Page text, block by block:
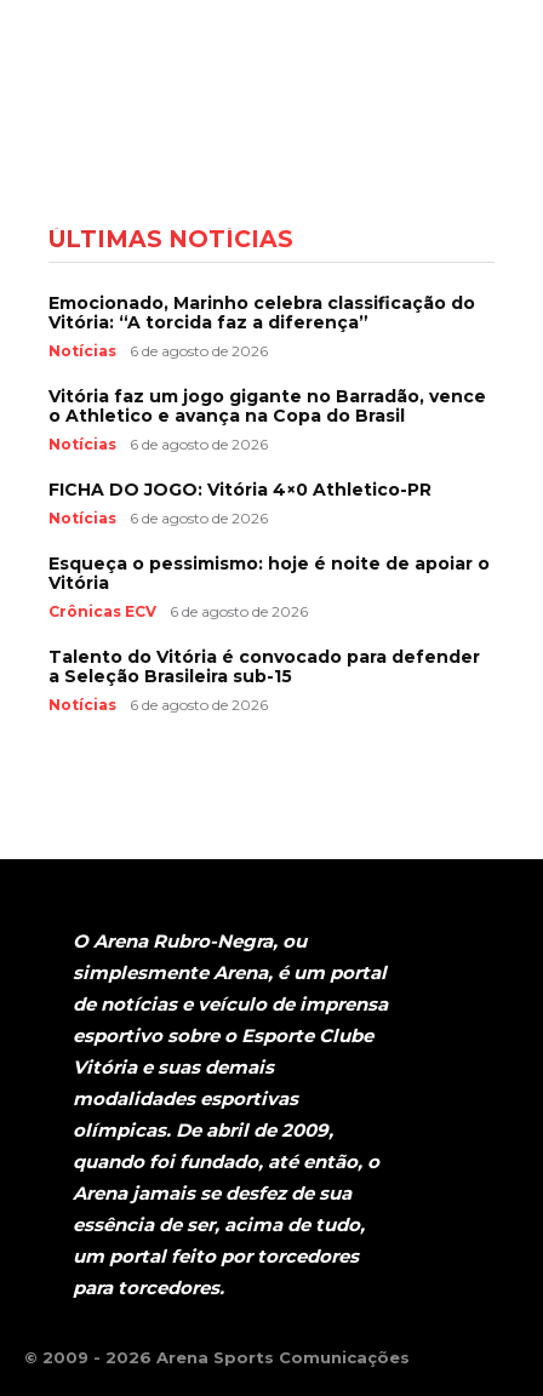
ÚLTIMAS NOTÍCIAS
Emocionado, Marinho celebra classificação do
Vitória: “A torcida faz a diferença”
Notícias 6 de agosto de 2026
Vitória faz um jogo gigante no Barradão, vence
o Athletico e avança na Copa do Brasil
Notícias 6 de agosto de 2026
FICHA DO JOGO: Vitória 4×0 Athletico-PR
Notícias 6 de agosto de 2026
Esqueça o pessimismo: hoje é noite de apoiar o
Vitória
Crônicas ECV 6 de agosto de 2026
Talento do Vitória é convocado para defender
a Seleção Brasileira sub-15
Notícias 6 de agosto de 2026
O Arena Rubro-Negra, ou
simplesmente Arena, é um portal
de notícias e veículo de imprensa
esportivo sobre o Esporte Clube
Vitória e suas demais
modalidades esportivas
olímpicas. De abril de 2009,
quando foi fundado, até então, o
Arena jamais se desfez de sua
essência de ser, acima de tudo,
um portal feito por torcedores
para torcedores.
© 2009 - 2026 Arena Sports Comunicações